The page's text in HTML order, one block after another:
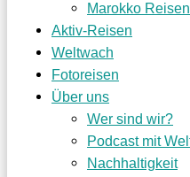
Marokko Reisen
Aktiv-Reisen
Weltwach
Fotoreisen
Über uns
Wer sind wir?
Podcast mit
Nachhaltigkeit